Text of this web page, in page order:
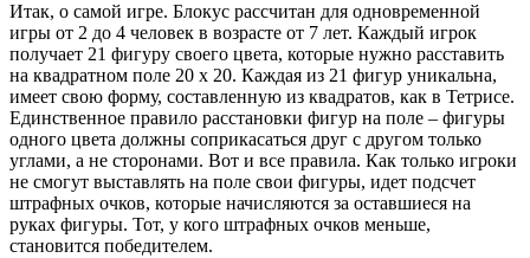
Итак, о самой игре. Блокус рассчитан для одновременной
игры от 2 до 4 человек в возрасте от 7 лет. Каждый игрок
получает 21 фигуру своего цвета, которые нужно расставить
на квадратном поле 20 x 20. Каждая из 21 фигур уникальна,
имеет свою форму, составленную из квадратов, как в Тетрисе.
Единственное правило расстановки фигур на поле – фигуры
одного цвета должны соприкасаться друг с другом только
углами, а не сторонами. Вот и все правила. Как только игроки
не смогут выставлять на поле свои фигуры, идет подсчет
штрафных очков, которые начисляются за оставшиеся на
руках фигуры. Тот, у кого штрафных очков меньше,
становится победителем.